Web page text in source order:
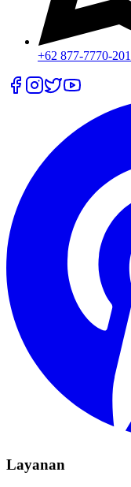
+62 877-7770-
Layanan